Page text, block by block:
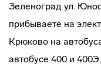
Зеленоград ул.
прибываете на
Крюково на
автобусе 400 и